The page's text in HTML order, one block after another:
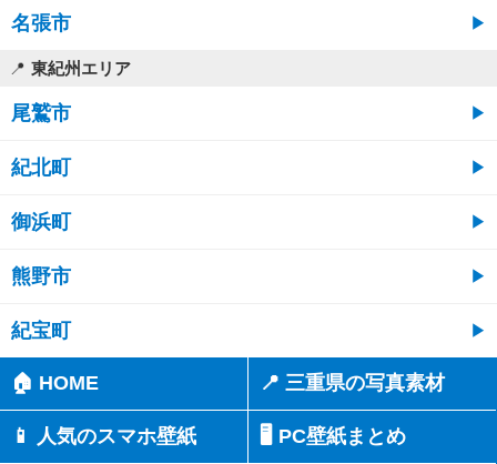
名張市
東紀州エリア
尾鷲市
紀北町
御浜町
熊野市
紀宝町
🏠 HOME 📍 三重県の写真素材
📱 人気のスマホ壁紙 🖥️ PC壁紙まとめ